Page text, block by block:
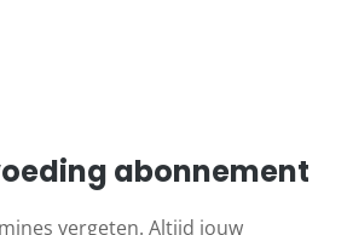
abonnement
vergeten. Altijd jouw